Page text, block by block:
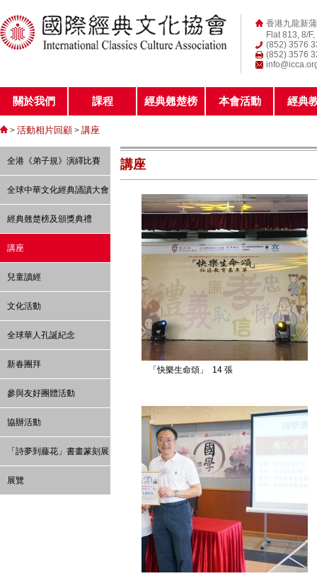
香港九龍新
Flat 813, 8/
(852) 3576
(852) 3576
關於我們 課程 經典翹楚榜 本會活動 經典
> 活動相片回顧 > 講座
全港《弟子規》演繹比賽
全球中華文化經典誦讀大會
經典翹楚榜及頒獎典禮
講座
兒童讀經
文化活動
全球華人孔誕紀念
新春團拜
參與友好團體活動
協辦活動
「詩夢到藤花」書畫篆刻展
展覽
講座
「快樂生命頌」 14 張